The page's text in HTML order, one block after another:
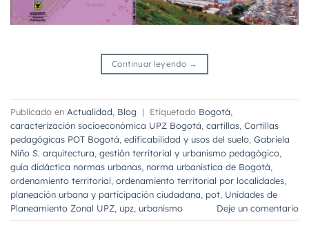
Continuar leyendo →
Publicado en Actualidad Blog | Etiquetado Bogotá
caracterización socioeconómica UPZ Bogotá cartillas Cartillas
pedagógicas POT Bogotá edificabilidad y usos del suelo Gabriela
Niño S. arquitectura gestión territorial y urbanismo pedagógico
guía didáctica normas urbanas norma urbanística de Bogotá
ordenamiento territorial ordenamiento territorial por localidades
planeación urbana y participación ciudadana pot Unidades de
Planeamiento Zonal UPZ upz urbanismo Deje un comentario